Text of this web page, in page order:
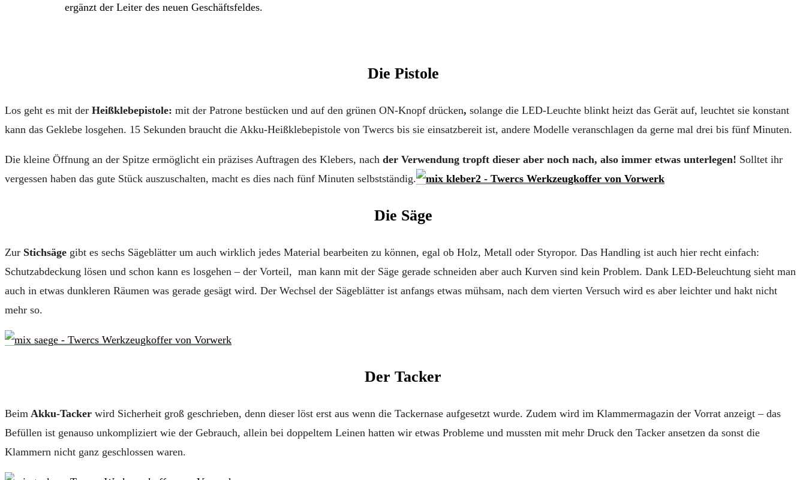
ergänzt der Leiter des neuen Geschäftsfeldes.
Die Pistole
Los geht es mit der Heißklebepistole: mit der Patrone bestücken und auf den grünen ON-Knopf drücken, solange die LED-Leuchte blinkt heizt das Gerät auf, leuchtet sie konstant
kann das Geklebe losgehen. 15 Sekunden braucht die Akku-Heißklebepistole von Twercs bis sie einsatzbereit ist, andere Modelle veranschlagen da gerne mal drei bis fünf Minuten.
Die kleine Öffnung an der Spitze ermöglicht ein präzises Auftragen des Klebers, nach der Verwendung tropft dieser aber noch nach, also immer etwas unterlegen! Solltet ihr
vergessen haben das gute Stück auszuschalten, macht es dies nach fünf Minuten selbstständig.
Die Säge
Zur Stichsäge gibt es sechs Sägeblätter um auch wirklich jedes Material bearbeiten zu können, egal ob Holz, Metall oder Styropor. Das Handling ist auch hier recht einfach:
Schutzabdeckung lösen und schon kann es losgehen – der Vorteil, man kann mit der Säge gerade schneiden aber auch Kurven sind kein Problem. Dank LED-Beleuchtung sieht man
auch in etwas dunkleren Räumen was gerade gesägt wird. Der Wechsel der Sägeblätter ist anfangs etwas mühsam, nach dem vierten Versuch wird es aber leichter und hakt nicht
mehr so.
Der Tacker
Beim Akku-Tacker wird Sicherheit groß geschrieben, denn dieser löst erst aus wenn die Tackernase aufgesetzt wurde. Zudem wird im Klammermagazin der Vorrat anzeigt – das
Befüllen ist genauso unkompliziert wie der Gebrauch, allein bei doppeltem Leinen hatten wir etwas Probleme und mussten mit mehr Druck den Tacker ansetzen da sonst die
Klammern nicht ganz geschlossen waren.